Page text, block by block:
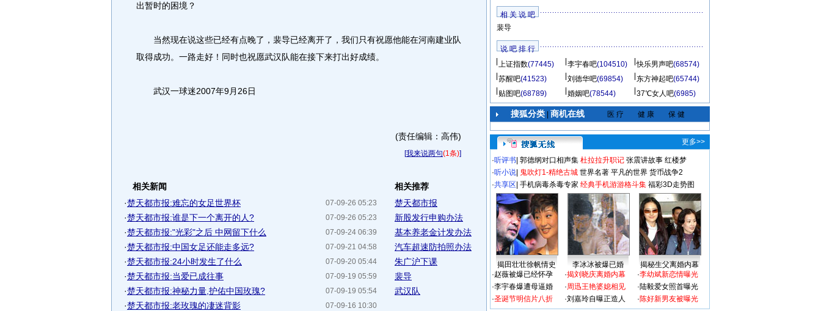
出暂时的困境？
当然现在说这些已经有点晚了，裴导已经离开了，我们只有祝愿他能在河南建业队
取得成功。一路走好！同时也祝愿武汉队能在接下来打出好成绩。
武汉一球迷2007年9月26日
(责任编辑：高伟)
[我来说两句(1条)]
相关新闻
07-09-26 05:23
·楚天都市报:难忘的女足世界杯
07-09-26 05:23
·楚天都市报:谁是下一个离开的人?
07-09-24 06:39
·楚天都市报:"光彩"之后 中网留下什么
07-09-21 04:58
·楚天都市报:中国女足还能走多远?
07-09-20 05:44
·楚天都市报:24小时发生了什么
07-09-19 05:59
·楚天都市报:当爱已成往事
07-09-19 05:54
·楚天都市报:神秘力量,护佑中国玫瑰?
07-09-16 10:30
·楚天都市报:老玫瑰的凄迷背影
相关推荐
楚天都市报
新股发行申购办法
基本养老金计发办法
汽车超速防拍照办法
朱广沪下课
裴导
武汉队
相 关 说 吧
裴导
说 吧 排 行
上证指数(77445) 李宇春吧(104510) 快乐男声吧(68574)
苏醒吧(41523) 刘德华吧(69854) 东方神起吧(65744)
贴图吧(68789) 婚姻吧(78544) 37℃女人吧(6985)
搜狐分类| 商机在线 医 疗 健 康 保 健
更多>>
·听评书 郭德纲对口相声集 杜拉拉升职记 张震讲故事 红楼梦
·听小说 鬼吹灯1-精绝古城 世界名著 平凡的世界 货币战争2
·共享区 手机病毒杀毒专家 经典手机游游格斗集 福彩3D走势图
揭田壮壮徐帆情史 李冰冰被爆已婚
揭秘生父离婚内幕
·赵薇被爆已经怀孕
·李宇春爆遭母逼婚
·圣诞节明信片八折
·揭刘晓庆离婚内幕
·周迅王艳婆媳相见
·刘嘉玲自曝正造人
·李幼斌新恋情曝光
·陆毅爱女照首曝光
·陈好新男友被曝光